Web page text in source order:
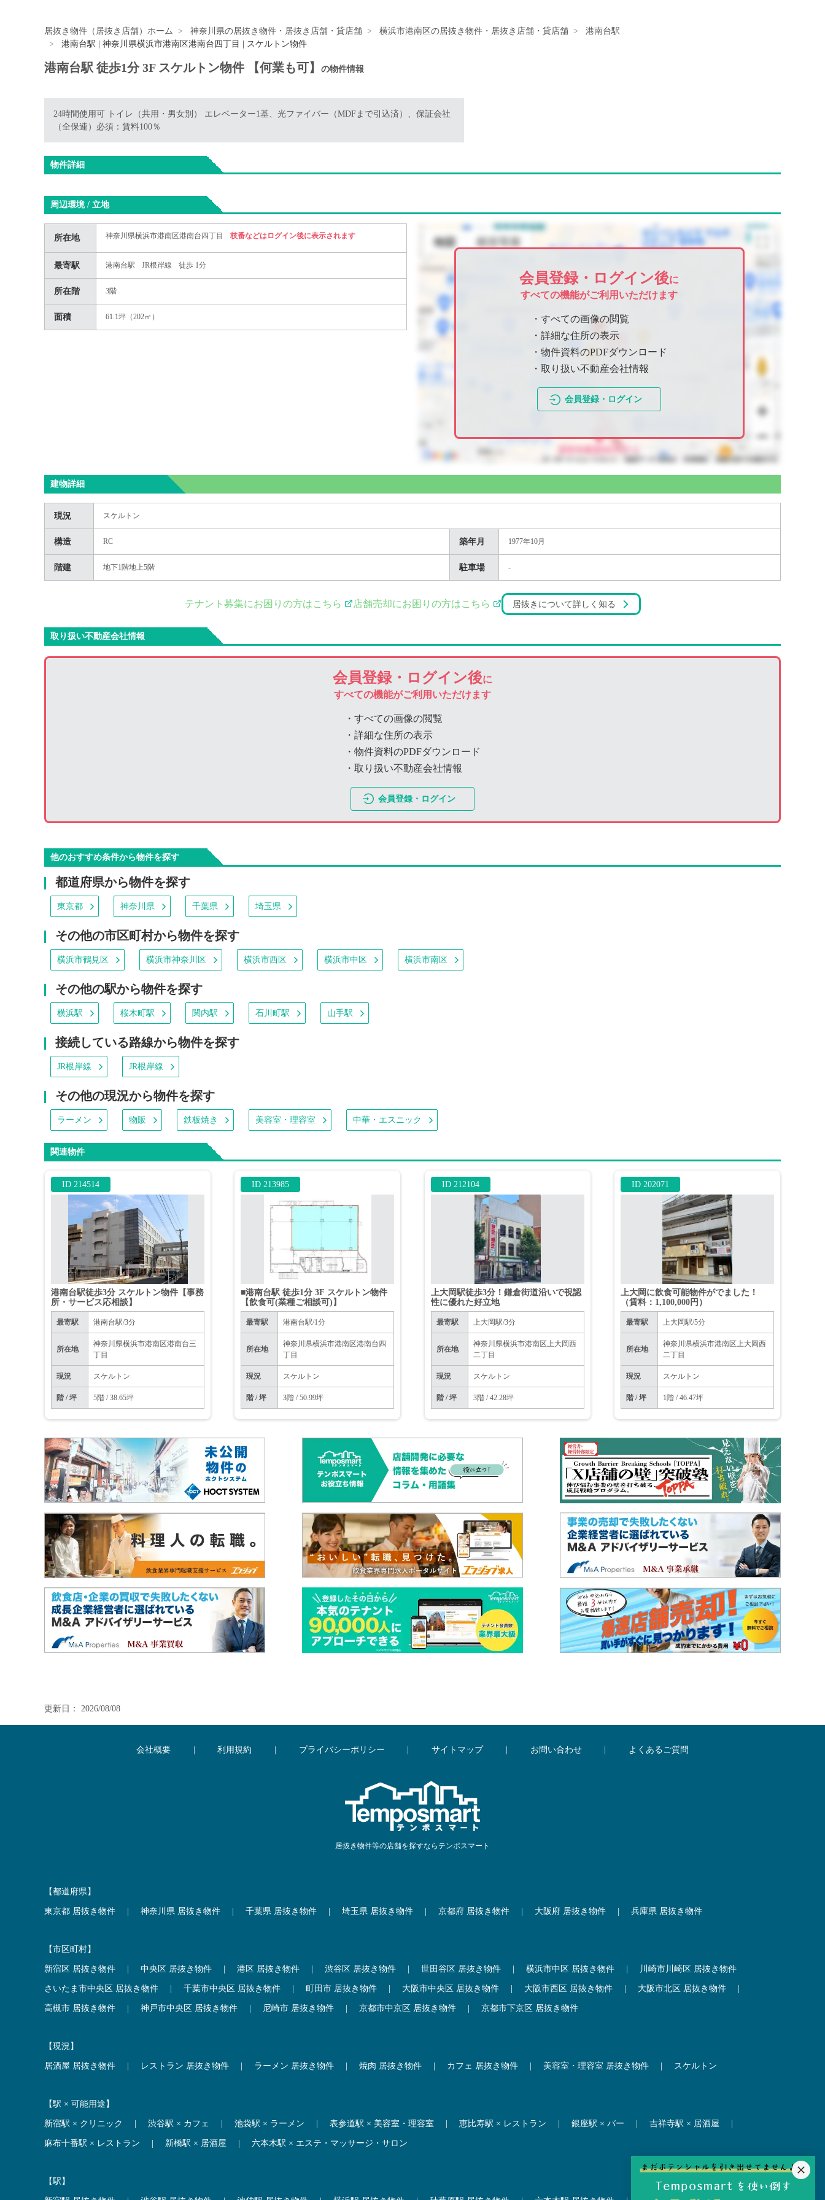
居抜き物件（居抜き店舗）ホーム 神奈川県の居抜き物件・居抜き店舗・貸店舗 横浜市港南区の居抜き物件・居抜き店舗・貸店舗
港南台駅
港南台駅 | 神奈川県横浜市港南区港南台四丁目 | スケルトン物件
港南台駅 徒歩1分 3F スケルトン物件 【何業も可】 の物件情報
24時間使用可 トイレ（共用・男女別） エレベーター1基、光ファイバー（MDFまで引込済）、保証会社
（全保連）必須：賃料100％
物件詳細
周辺環境 / 立地
所在地 神奈川県横浜市港南区港南台四丁目 枝番などはログイン後に表示されます
最寄駅 港南台駅 JR根岸線 徒歩 1分
所在階 3階
面積 61.1坪（202㎡）
会員登録・ログイン後に
すべての機能がご利用いただけます
・すべての画像の閲覧
・詳細な住所の表示
・物件資料のPDFダウンロード
・取り扱い不動産会社情報
会員登録・ログイン
建物詳細
現況 スケルトン
構造 RC 築年月 1977年10月
階建 地下1階地上5階 駐車場 -
テナント募集にお困りの方はこちら 店舗売却にお困りの方はこちら 居抜きについて詳しく知る
取り扱い不動産会社情報
会員登録・ログイン後に
すべての機能がご利用いただけます
・すべての画像の閲覧
・詳細な住所の表示
・物件資料のPDFダウンロード
・取り扱い不動産会社情報
会員登録・ログイン
他のおすすめ条件から物件を探す
都道府県から物件を探す
東京都 神奈川県 千葉県 埼玉県
その他の市区町村から物件を探す
横浜市鶴見区 横浜市神奈川区 横浜市西区 横浜市中区 横浜市南区
その他の駅から物件を探す
横浜駅 桜木町駅 関内駅 石川町駅 山手駅
接続している路線から物件を探す
JR根岸線 JR根岸線
その他の現況から物件を探す
ラーメン 物販 鉄板焼き 美容室・理容室 中華・エスニック
関連物件
ID 214514
港南台駅徒歩3分 スケルトン物件【事務
所・サービス応相談】
最寄駅 港南台駅/3分
所在地
神奈川県横浜市港南区港南台三
丁目
現況 スケルトン
階 / 坪 5階 / 38.65坪
ID 213985
■港南台駅 徒歩1分 3F スケルトン物件
【飲食可(業種ご相談可)】
最寄駅 港南台駅/1分
所在地
神奈川県横浜市港南区港南台四
丁目
現況 スケルトン
階 / 坪 3階 / 50.99坪
ID 212104
上大岡駅徒歩3分！鎌倉街道沿いで視認
性に優れた好立地
最寄駅 上大岡駅/3分
所在地
神奈川県横浜市港南区上大岡西
二丁目
現況 スケルトン
階 / 坪 3階 / 42.28坪
ID 202071
上大岡に飲食可能物件がでました！
（賃料：1,100,000円）
最寄駅 上大岡駅/5分
所在地
神奈川県横浜市港南区上大岡西
二丁目
現況 スケルトン
階 / 坪 1階 / 46.47坪
更新日： 2026/08/08
会社概要 利用規約 プライバシーポリシー サイトマップ お問い合わせ よくあるご質問
居抜き物件等の店舗を探すならテンポスマート
【都道府県】
東京都 居抜き物件 神奈川県 居抜き物件 千葉県 居抜き物件 埼玉県 居抜き物件 京都府 居抜き物件 大阪府 居抜き物件 兵庫県 居抜き物件
【市区町村】
新宿区 居抜き物件 中央区 居抜き物件 港区 居抜き物件 渋谷区 居抜き物件 世田谷区 居抜き物件 横浜市中区 居抜き物件 川崎市川崎区 居抜き物件
さいたま市中央区 居抜き物件 千葉市中央区 居抜き物件 町田市 居抜き物件 大阪市中央区 居抜き物件 大阪市西区 居抜き物件 大阪市北区 居抜き物件
高槻市 居抜き物件 神戸市中央区 居抜き物件 尼崎市 居抜き物件 京都市中京区 居抜き物件 京都市下京区 居抜き物件
【現況】
居酒屋 居抜き物件 レストラン 居抜き物件 ラーメン 居抜き物件 焼肉 居抜き物件 カフェ 居抜き物件 美容室・理容室 居抜き物件 スケルトン
【駅 × 可能用途】
新宿駅 × クリニック 渋谷駅 × カフェ 池袋駅 × ラーメン 表参道駅 × 美容室・理容室 恵比寿駅 × レストラン 銀座駅 × バー 吉祥寺駅 × 居酒屋
麻布十番駅 × レストラン 新橋駅 × 居酒屋 六本木駅 × エステ・マッサージ・サロン
【駅】